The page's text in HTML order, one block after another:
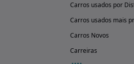
Carros usados por
Carros usados mais
Carros Novos
Carreiras